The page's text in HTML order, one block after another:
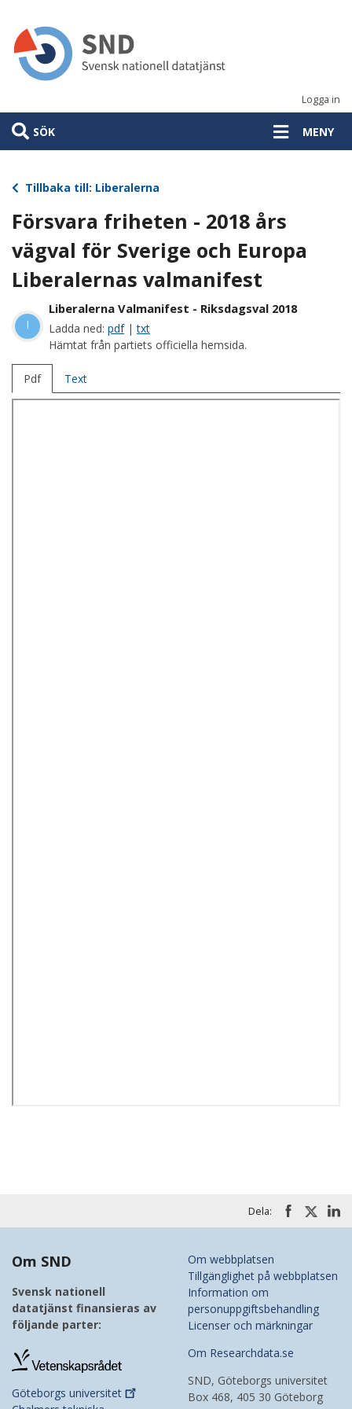
huvudinnehåll
Logga in
SÖK MENY
Tillbaka till: Liberalerna
Försvara friheten - 2018 års
vägval för Sverige och Europa
Liberalernas valmanifest
Liberalerna Valmanifest - Riksdagsval 2018
Ladda ned: pdf|txt
Hämtat från partiets officiella hemsida.
Pdf Text
Dela:
Om SND
Svensk nationell
datatjänst finansieras av
följande parter:
Göteborgs universitet
Om webbplatsen
Tillgänglighet på webbplatsen
Information om
personuppgiftsbehandling
Licenser och märkningar
Om Researchdata.se
SND, Göteborgs universitet
Box 468, 405 30 Göteborg